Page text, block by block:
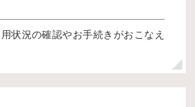
状況の確認やお手続きがおこなえ